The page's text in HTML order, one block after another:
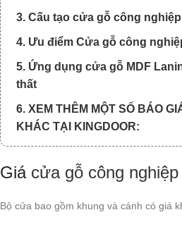
3. Cấu tạo cửa gỗ công
4. Ưu điểm Cửa gỗ công
5. Ứng dụng cửa gỗ MDF
thất
6. XEM THÊM MỘT SỐ BÁO
KHÁC TẠI KINGDOOR:
Giá cửa gỗ công
Bộ cửa bao gồm khung và cánh có giá